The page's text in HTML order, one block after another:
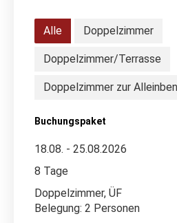
Alle Doppelzimmer
Doppelzimmer/Terrasse
Doppelzimmer zur
Buchungspaket
18.08. - 25.08.2026
8 Tage
Doppelzimmer, ÜF
Belegung: 2 Personen